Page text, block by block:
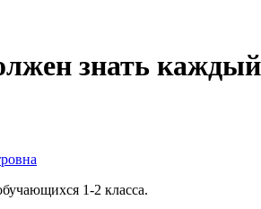
знать
1-2 класса.